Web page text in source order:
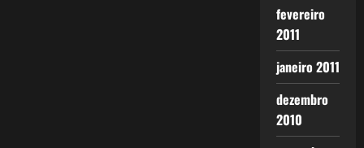
fevereiro
2011
janeiro 2011
dezembro
2010